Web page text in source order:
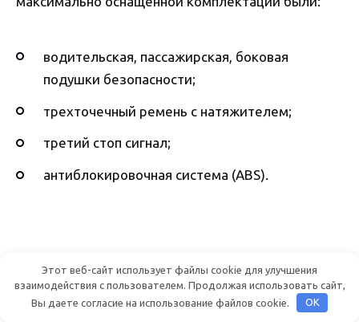
водительская, пассажирская, боковая
подушки безопасности;
трехточечный ремень с натяжителем;
третий стоп сигнал;
антиблокировочная система (ABS).
Этот веб-сайт использует файлы cookie для улучшения
взаимодействия с пользователем. Продолжая использовать сайт,
Вы даете согласие на использование файлов cookie.
OK